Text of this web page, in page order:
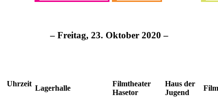
– Freitag, 23. Oktober 2020 –
Uhrzeit
Lagerhalle
Filmtheater
Hasetor
Haus der
Jugend